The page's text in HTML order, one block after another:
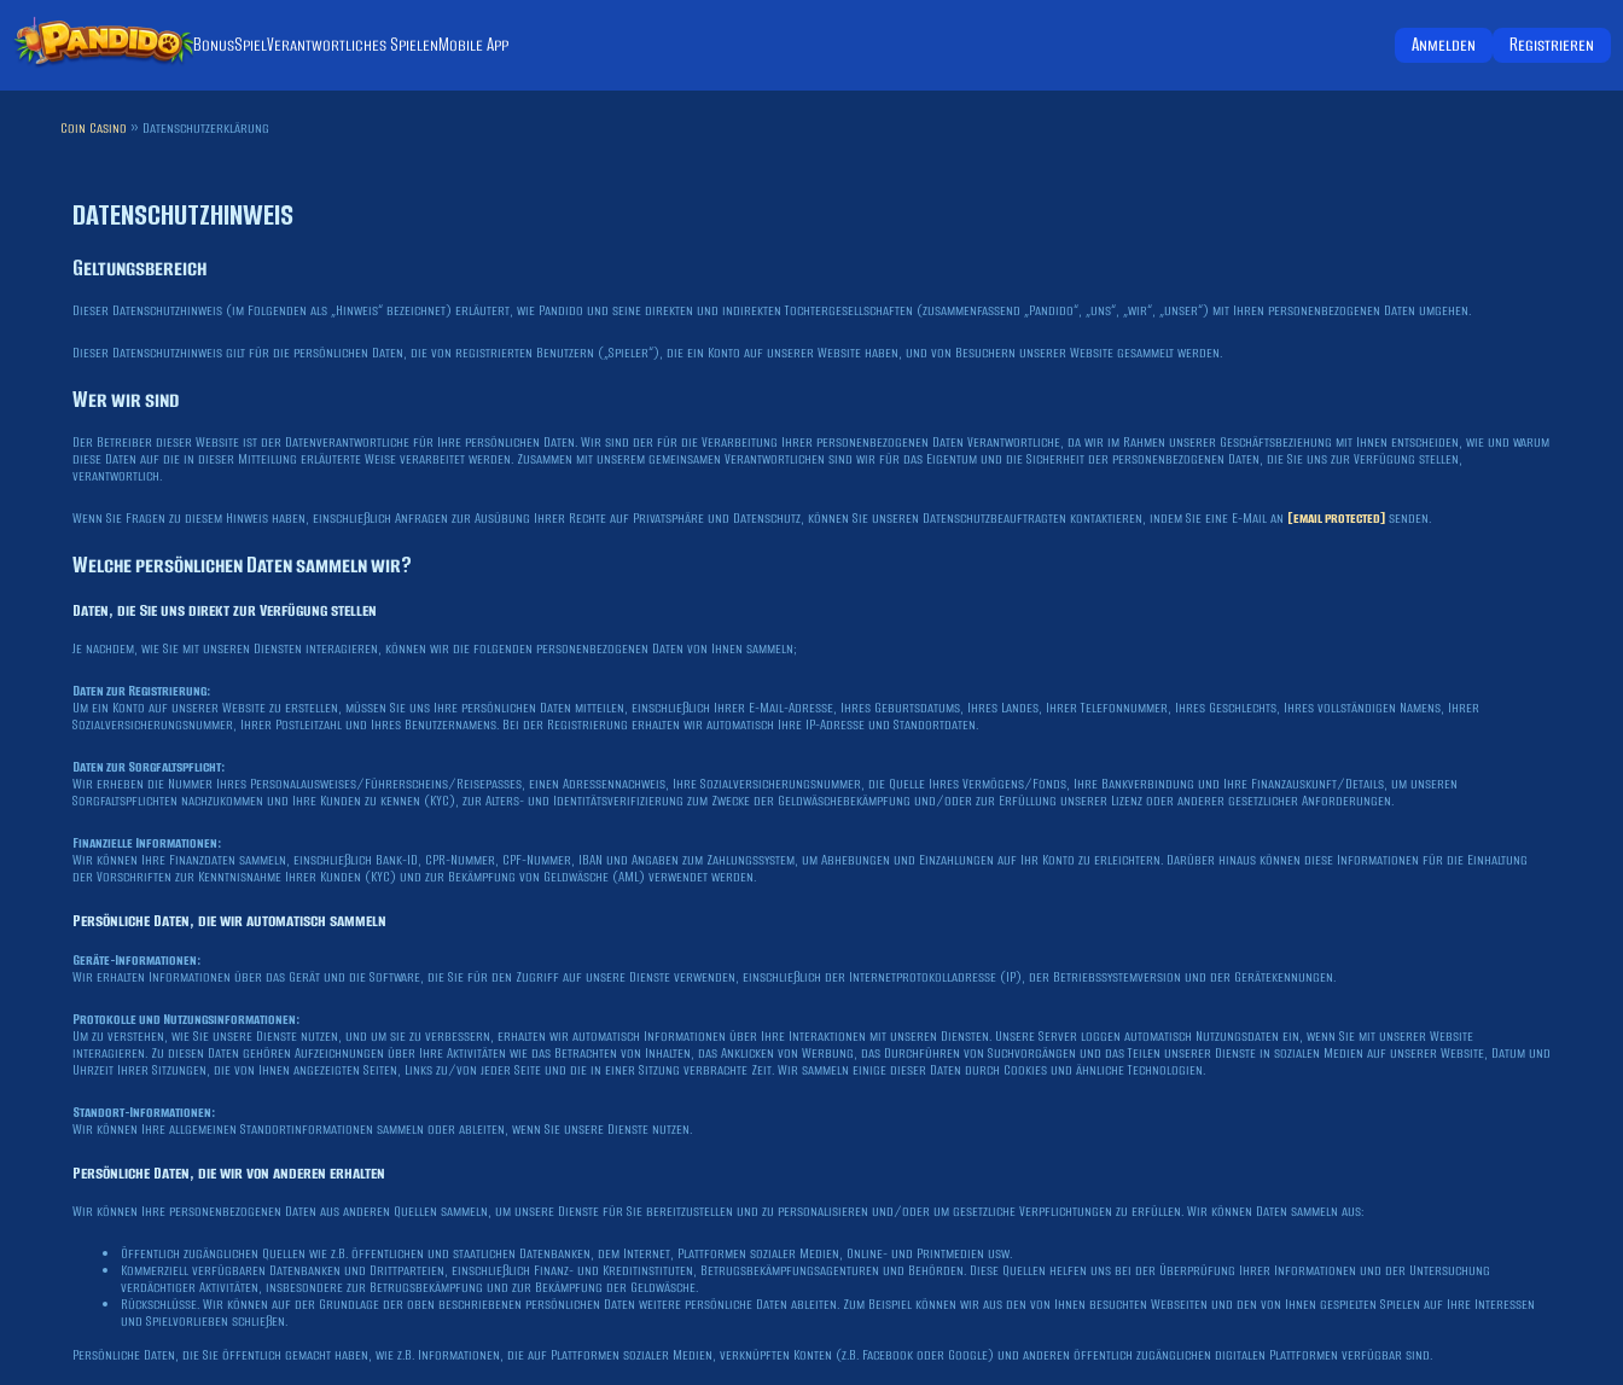
BonusSpielVerantwortliches SpielenMobile App Anmelden Registrieren
Coin Casino » Datenschutzerklärung
DATENSCHUTZHINWEIS
Geltungsbereich
Dieser Datenschutzhinweis (im Folgenden als „Hinweis“ bezeichnet) erläutert, wie Pandido und seine direkten und indirekten Tochtergesellschaften (zusammenfassend „Pandido“, „uns“, „wir“, „unser“) mit Ihren personenbezogenen Daten umgehen.
Dieser Datenschutzhinweis gilt für die persönlichen Daten, die von registrierten Benutzern („Spieler“), die ein Konto auf unserer Website haben, und von Besuchern unserer Website gesammelt werden.
Wer wir sind
Der Betreiber dieser Website ist der Datenverantwortliche für Ihre persönlichen Daten. Wir sind der für die Verarbeitung Ihrer personenbezogenen Daten Verantwortliche, da wir im Rahmen unserer Geschäftsbeziehung mit Ihnen entscheiden, wie und warum
diese Daten auf die in dieser Mitteilung erläuterte Weise verarbeitet werden. Zusammen mit unserem gemeinsamen Verantwortlichen sind wir für das Eigentum und die Sicherheit der personenbezogenen Daten, die Sie uns zur Verfügung stellen,
verantwortlich.
Wenn Sie Fragen zu diesem Hinweis haben, einschließlich Anfragen zur Ausübung Ihrer Rechte auf Privatsphäre und Datenschutz, können Sie unseren Datenschutzbeauftragten kontaktieren, indem Sie eine E-Mail an [email protected]senden.
Welche persönlichen Daten sammeln wir?
Daten, die Sie uns direkt zur Verfügung stellen
Je nachdem, wie Sie mit unseren Diensten interagieren, können wir die folgenden personenbezogenen Daten von Ihnen sammeln;
Daten zur Registrierung:
Um ein Konto auf unserer Website zu erstellen, müssen Sie uns Ihre persönlichen Daten mitteilen, einschließlich Ihrer E-Mail-Adresse, Ihres Geburtsdatums, Ihres Landes, Ihrer Telefonnummer, Ihres Geschlechts, Ihres vollständigen Namens, Ihrer
Sozialversicherungsnummer, Ihrer Postleitzahl und Ihres Benutzernamens. Bei der Registrierung erhalten wir automatisch Ihre IP-Adresse und Standortdaten.
Daten zur Sorgfaltspflicht:
Wir erheben die Nummer Ihres Personalausweises/Führerscheins/Reisepasses, einen Adressennachweis, Ihre Sozialversicherungsnummer, die Quelle Ihres Vermögens/Fonds, Ihre Bankverbindung und Ihre Finanzauskunft/Details, um unseren
Sorgfaltspflichten nachzukommen und Ihre Kunden zu kennen (KYC), zur Alters- und Identitätsverifizierung zum Zwecke der Geldwäschebekämpfung und/oder zur Erfüllung unserer Lizenz oder anderer gesetzlicher Anforderungen.
Finanzielle Informationen:
Wir können Ihre Finanzdaten sammeln, einschließlich Bank-ID, CPR-Nummer, CPF-Nummer, IBAN und Angaben zum Zahlungssystem, um Abhebungen und Einzahlungen auf Ihr Konto zu erleichtern. Darüber hinaus können diese Informationen für die Einhaltung
der Vorschriften zur Kenntnisnahme Ihrer Kunden (KYC) und zur Bekämpfung von Geldwäsche (AML) verwendet werden.
Persönliche Daten, die wir automatisch sammeln
Geräte-Informationen:
Wir erhalten Informationen über das Gerät und die Software, die Sie für den Zugriff auf unsere Dienste verwenden, einschließlich der Internetprotokolladresse (IP), der Betriebssystemversion und der Gerätekennungen.
Protokolle und Nutzungsinformationen:
Um zu verstehen, wie Sie unsere Dienste nutzen, und um sie zu verbessern, erhalten wir automatisch Informationen über Ihre Interaktionen mit unseren Diensten. Unsere Server loggen automatisch Nutzungsdaten ein, wenn Sie mit unserer Website
interagieren. Zu diesen Daten gehören Aufzeichnungen über Ihre Aktivitäten wie das Betrachten von Inhalten, das Anklicken von Werbung, das Durchführen von Suchvorgängen und das Teilen unserer Dienste in sozialen Medien auf unserer Website, Datum und
Uhrzeit Ihrer Sitzungen, die von Ihnen angezeigten Seiten, Links zu/von jeder Seite und die in einer Sitzung verbrachte Zeit. Wir sammeln einige dieser Daten durch Cookies und ähnliche Technologien.
Standort-Informationen:
Wir können Ihre allgemeinen Standortinformationen sammeln oder ableiten, wenn Sie unsere Dienste nutzen.
Persönliche Daten, die wir von anderen erhalten
Wir können Ihre personenbezogenen Daten aus anderen Quellen sammeln, um unsere Dienste für Sie bereitzustellen und zu personalisieren und/oder um gesetzliche Verpflichtungen zu erfüllen. Wir können Daten sammeln aus:
Öffentlich zugänglichen Quellen wie z.B. öffentlichen und staatlichen Datenbanken, dem Internet, Plattformen sozialer Medien, Online- und Printmedien usw.
Kommerziell verfügbaren Datenbanken und Drittparteien, einschließlich Finanz- und Kreditinstituten, Betrugsbekämpfungsagenturen und Behörden. Diese Quellen helfen uns bei der Überprüfung Ihrer Informationen und der Untersuchung
verdächtiger Aktivitäten, insbesondere zur Betrugsbekämpfung und zur Bekämpfung der Geldwäsche.
Rückschlüsse. Wir können auf der Grundlage der oben beschriebenen persönlichen Daten weitere persönliche Daten ableiten. Zum Beispiel können wir aus den von Ihnen besuchten Webseiten und den von Ihnen gespielten Spielen auf Ihre Interessen
und Spielvorlieben schließen.
Persönliche Daten, die Sie öffentlich gemacht haben, wie z.B. Informationen, die auf Plattformen sozialer Medien, verknüpften Konten (z.B. Facebook oder Google) und anderen öffentlich zugänglichen digitalen Plattformen verfügbar sind.